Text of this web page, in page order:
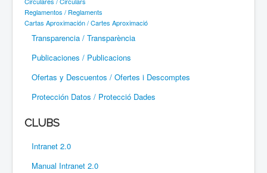
Reglamentos / Reglaments
Cartas Aproximación / Cartes Aproximació
Transparencia / Transparència
Publicaciones / Publicacions
Ofertas y Descuentos / Ofertes i Descomptes
Protección Datos / Protecció Dades
CLUBS
Intranet 2.0
Manual Intranet 2.0